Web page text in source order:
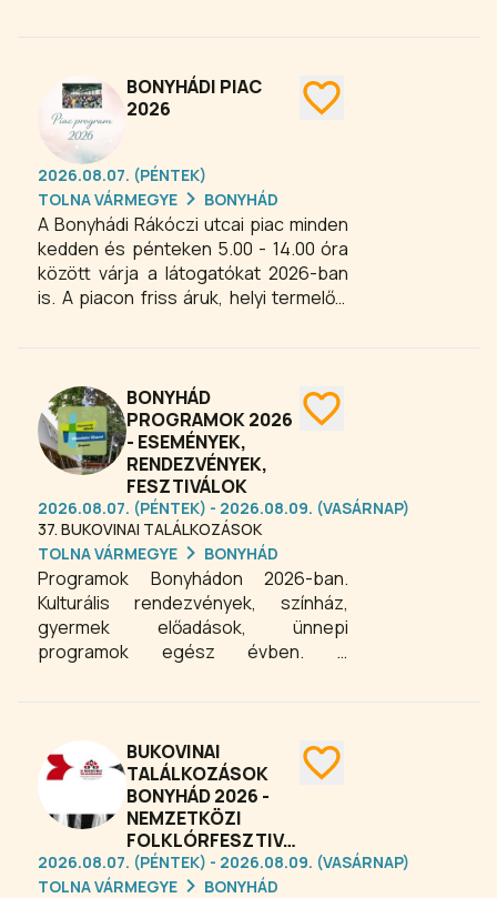
BONYHÁDI PIAC
2026
2026.08.07. (PÉNTEK)
TOLNA VÁRMEGYE
BONYHÁD
A Bonyhádi Rákóczi utcai piac minden
kedden és pénteken 5.00 - 14.00 óra
között várja a látogatókat 2026-ban
is. A piacon friss áruk, helyi termelők,
fogadja az érdeklődőket. Ideális hely a
beszélgetéshez. Gyere el, vásárolj,
találkozz a helyi árusokkal, és élvezd a
piac megszokott, barátságos
hangulatát!
BONYHÁD
PROGRAMOK 2026
- ESEMÉNYEK,
RENDEZVÉNYEK,
FESZTIVÁLOK
2026.08.07. (PÉNTEK) - 2026.08.09. (VASÁRNAP)
37. BUKOVINAI TALÁLKOZÁSOK
TOLNA VÁRMEGYE
BONYHÁD
Programok Bonyhádon 2026-ban.
Kulturális rendezvények, színház,
gyermek előadások, ünnepi
programok egész évben. A
a termelői vásár is a helyiek és az ide
BUKOVINAI
TALÁLKOZÁSOK
BONYHÁD 2026 -
NEMZETKÖZI
FOLKLÓRFESZTIVÁL
2026.08.07. (PÉNTEK) - 2026.08.09. (VASÁRNAP)
TOLNA VÁRMEGYE
BONYHÁD